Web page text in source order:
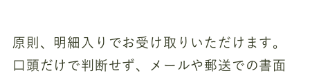
原則、明細入りでお受け取りいただけます。
口頭だけで判断せず、メールや郵送での書面